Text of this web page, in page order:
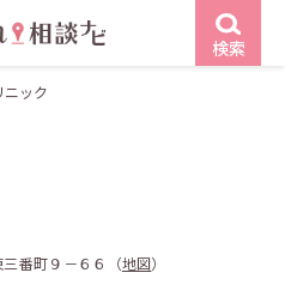
検索
ニック
番町９－６６（地図）